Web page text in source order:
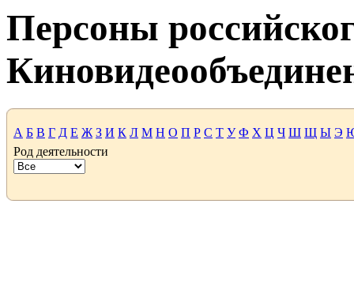
Персоны
А Б В Г Д Е Ж З И К Л М Н О П Р С Т У Ф Х Ц Ч Ш Щ Ы Э
Род деятельности